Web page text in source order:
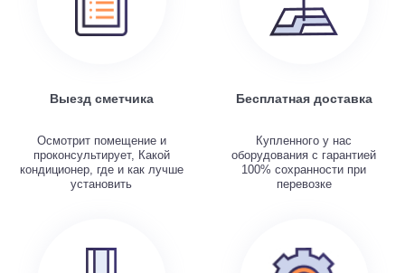
Выезд сметчика
Осмотрит помещение и
проконсультирует, Какой
кондиционер, где и как лучше
установить
Бесплатная доставка
Купленного у нас
оборудования с гарантией
100% сохранности при
перевозке